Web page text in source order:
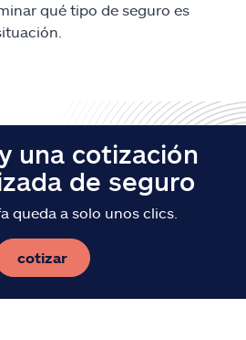
qué tipo de seguro es
una cotización
de seguro
queda a solo unos clics.
cotizar